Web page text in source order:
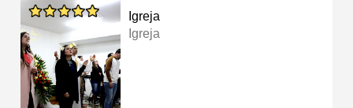
Igreja
Igreja